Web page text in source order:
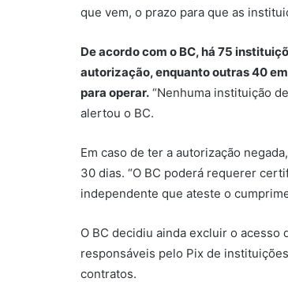
que vem, o prazo para que as
De acordo com o BC, há 75
autorização, enquanto outras 40
para operar. “Nenhuma instituição
alertou o BC.
Em caso de ter a autorização
30 dias. “O BC poderá requerer
independente que ateste o
O BC decidiu ainda excluir o
responsáveis pelo Pix de
contratos.